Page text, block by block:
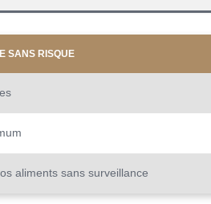
SANS RISQUE
aliments sans surveillance